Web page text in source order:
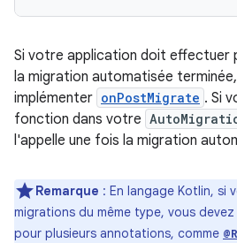
Si votre application doit effectuer
la migration automatisée
implémenter onPostMigrate . Si
fonction dans votre
l'appelle une fois la migration
Remarque : En langage Kotlin, si
migrations du même type, vous
pour plusieurs annotations, comme